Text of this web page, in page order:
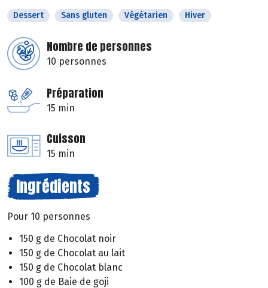
Dessert Sans gluten Végétarien Hiver
Nombre de personnes
10 personnes
Préparation
15 min
Cuisson
15 min
Ingrédients
Pour 10 personnes
150 g de Chocolat noir
150 g de Chocolat au lait
150 g de Chocolat blanc
100 g de Baie de goji